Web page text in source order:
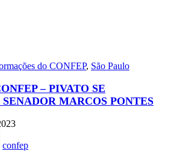
do CONFEP, São Paulo
– PIVATO SE
MARCOS PONTES
confep